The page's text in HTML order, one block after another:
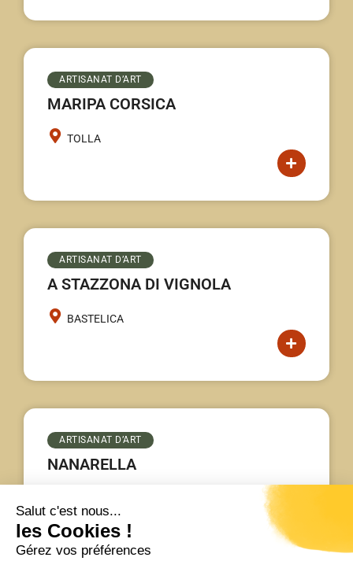
Salut c'est nous...
les Cookies !
Gérez vos préférences
ARTISANAT D’ART
MARIPA CORSICA
TOLLA
ARTISANAT D’ART
A STAZZONA DI VIGNOLA
BASTELICA
ARTISANAT D’ART
NANARELLA